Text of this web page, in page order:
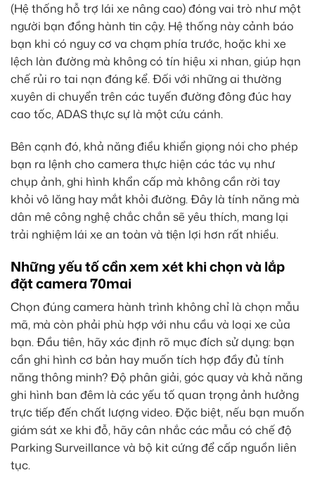
(Hệ thống hỗ trợ lái xe nâng cao) đóng vai trò như một
người bạn đồng hành tin cậy. Hệ thống này cảnh báo
bạn khi có nguy cơ va chạm phía trước, hoặc khi xe
lệch làn đường mà không có tín hiệu xi nhan, giúp hạn
chế rủi ro tai nạn đáng kể. Đối với những ai thường
xuyên di chuyển trên các tuyến đường đông đúc hay
cao tốc, ADAS thực sự là một cứu cánh.
Bên cạnh đó, khả năng điều khiển giọng nói cho phép
bạn ra lệnh cho camera thực hiện các tác vụ như
chụp ảnh, ghi hình khẩn cấp mà không cần rời tay
khỏi vô lăng hay mắt khỏi đường. Đây là tính năng mà
dân mê công nghệ chắc chắn sẽ yêu thích, mang lại
trải nghiệm lái xe an toàn và tiện lợi hơn rất nhiều.
Những yếu tố cần xem xét khi chọn và lắp
đặt camera 70mai
Chọn đúng camera hành trình không chỉ là chọn mẫu
mã, mà còn phải phù hợp với nhu cầu và loại xe của
bạn. Đầu tiên, hãy xác định rõ mục đích sử dụng: bạn
cần ghi hình cơ bản hay muốn tích hợp đầy đủ tính
năng thông minh? Độ phân giải, góc quay và khả năng
ghi hình ban đêm là các yếu tố quan trọng ảnh hưởng
trực tiếp đến chất lượng video. Đặc biệt, nếu bạn muốn
giám sát xe khi đỗ, hãy cân nhắc các mẫu có chế độ
Parking Surveillance và bộ kit cứng để cấp nguồn liên
tục.